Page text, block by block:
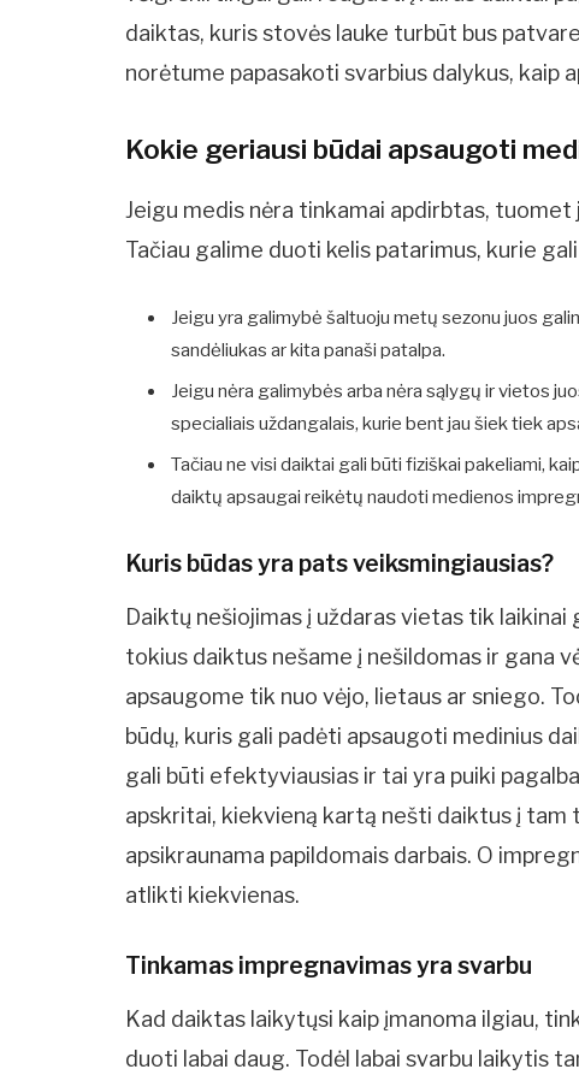
daiktas, kuris stovės lauke turbūt bus
norėtume papasakoti svarbius dalykus, kaip
Kokie geriausi būdai apsaugoti
Jeigu medis nėra tinkamai apdirbtas,
Tačiau galime duoti kelis patarimus, kurie
Jeigu yra galimybė šaltuoju metų sezonu juos
sandėliukas ar kita panaši patalpa.
Jeigu nėra galimybės arba nėra sąlygų ir vietos
specialiais uždangalais, kurie bent jau šiek tiek
Tačiau ne visi daiktai gali būti fiziškai pakeliami,
daiktų apsaugai reikėtų naudoti medienos
Kuris būdas yra pats veiksmingiausias?
Daiktų nešiojimas į uždaras vietas tik
tokius daiktus nešame į nešildomas ir gana
apsaugome tik nuo vėjo, lietaus ar sniego.
būdų, kuris gali padėti apsaugoti medinius
gali būti efektyviausias ir tai yra puiki
apskritai, kiekvieną kartą nešti daiktus į tam
apsikraunama papildomais darbais. O
atlikti kiekvienas.
Tinkamas impregnavimas yra svarbu
Kad daiktas laikytųsi kaip įmanoma ilgiau,
duoti labai daug. Todėl labai svarbu laikytis